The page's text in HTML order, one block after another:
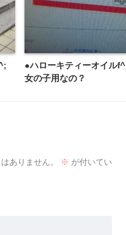
●ハローキティーオイル
女の子用なの？
ありません。 ※ が付いてい